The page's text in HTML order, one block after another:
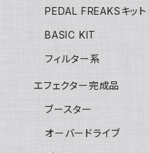
PEDAL FREAKSキット
BASIC KIT
フィルター系
エフェクター完成品
ブースター
オーバードライブ